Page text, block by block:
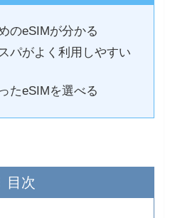
のeSIMが分かる
パがよく利用しやすい
たeSIMを選べる
目次